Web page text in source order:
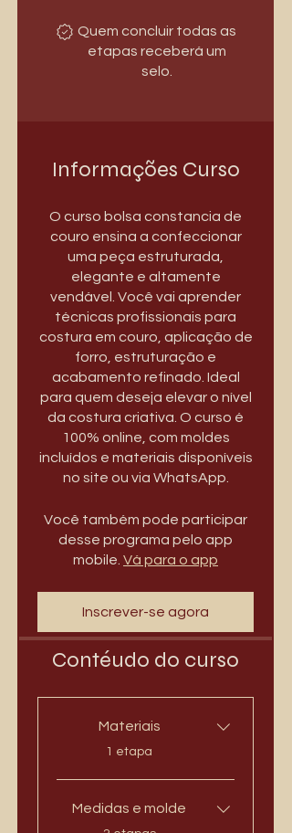
Quem concluir todas as
etapas receberá um
selo.
Informações Curso
O curso bolsa constancia de
couro ensina a confeccionar
uma peça estruturada,
elegante e altamente
vendável. Você vai aprender
técnicas profissionais para
costura em couro, aplicação de
forro, estruturação e
acabamento refinado. Ideal
para quem deseja elevar o nível
da costura criativa. O curso é
100% online, com moldes
incluídos e materiais disponíveis
no site ou via WhatsApp.
Você também pode participar
desse programa pelo app
mobile. Vá para o app
Inscrever-se agora
Contéudo do curso
Materiais
.
1 etapa
Medidas e molde
.